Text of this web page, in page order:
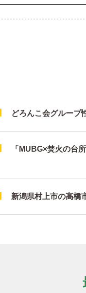
どろんこ会グループ
「MUBG×焚火の台
新潟県村上市の高橋